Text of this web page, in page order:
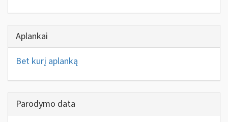
Aplankai
Bet kurį aplanką
Parodymo data